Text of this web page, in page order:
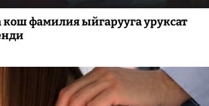
кош фамилия ыйгарууга уруксат